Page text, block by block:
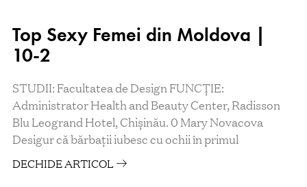
Top Sexy Femei din Moldova |
10-2
STUDII: Facultatea de Design FUNCŢIE:
Administrator Health and Beauty Center, Radisson
Blu Leogrand Hotel, Chișinău. 0 Mary Novacova
Desigur că bărbaţii iubesc cu ochii în primul
DECHIDE ARTICOL